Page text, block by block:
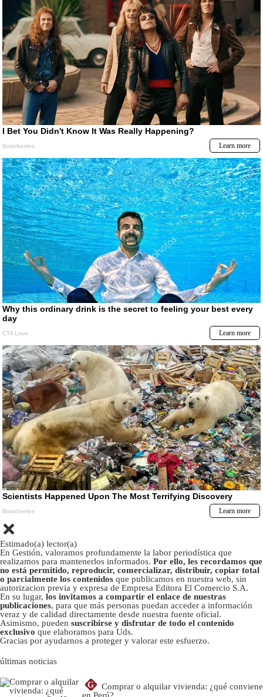
Estimado(a) lector(a)
En Gestión, valoramos profundamente la labor periodística que
realizamos para mantenerlos informados. Por ello, les recordamos que
no está permitido, reproducir, comercializar, distribuir, copiar total
o parcialmente los contenidos que publicamos en nuestra web, sin
autorizacion previa y expresa de Empresa Editora El Comercio S.A.
En su lugar, los invitamos a compartir el enlace de nuestras
publicaciones, para que más personas puedan acceder a información
veraz y de calidad directamente desde nuestra fuente oficial.
Asimismo, pueden suscribirse y disfrutar de todo el contenido
exclusivo que elaboramos para Uds.
Gracias por ayudarnos a proteger y valorar este esfuerzo.
últimas noticias
G
Comprar o alquilar vivienda: ¿qué conviene